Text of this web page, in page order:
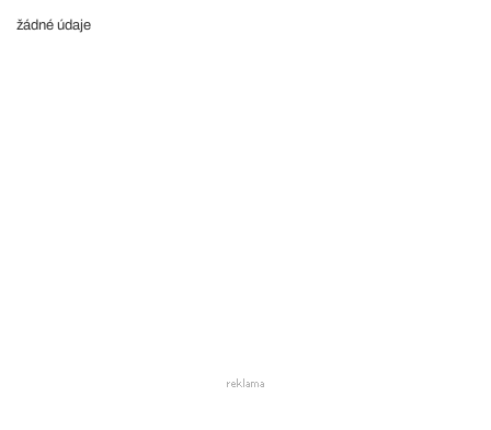
žádné údaje